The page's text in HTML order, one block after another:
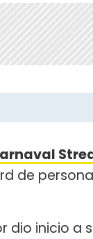
de
dio inicio a